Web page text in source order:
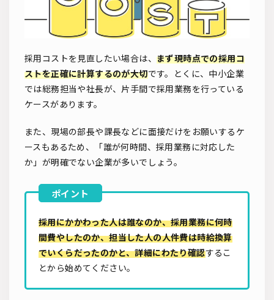
採用コストを見直したい場合は、 まず現時点での採用コ
ストを正確に計算するのが大切です。とくに、中小企業
では総務担当や社長が、片手間で採用業務を行っている
ケースがあります。
また、現場の部長や課長などに面接だけをお願いするケ
ースもあるため、「誰が何時間、採用業務に対応した
か」が明確でない企業が多いでしょう。
採用にかかわった人は誰なのか、採用業務に何時
間費やしたのか、担当した人の人件費は時給換算
でいくらだったのかと、詳細にわたり確認するこ
とから始めてください。